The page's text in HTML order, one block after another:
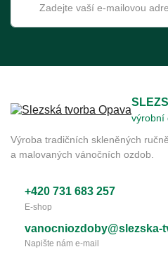
výrobní
Výroba tradičních skleněných
a malovaných vánočních ozdob.
+420 731 683 257
E-shop
vanocniozdoby@slezska-
Napište nám e-mail